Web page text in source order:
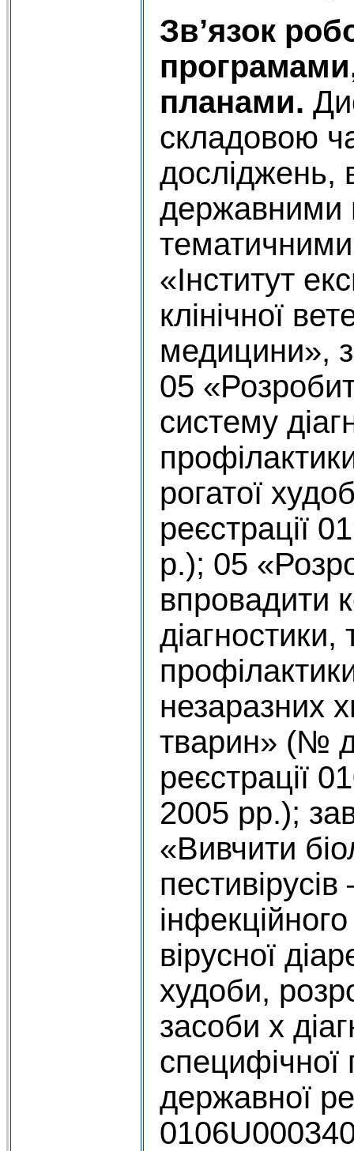
Зв’язок
планами.
складовою
досліджень,
державними
«Інститут
клінічної
медицини»,
05
систему
рогатої
реєстрації
р.); 05
впровадити
діагностики,
незаразних
тварин» (№
реєстрації
2005 рр.);
«Вивчити
пестивірусів
вірусної
худоби,
засоби х
державної